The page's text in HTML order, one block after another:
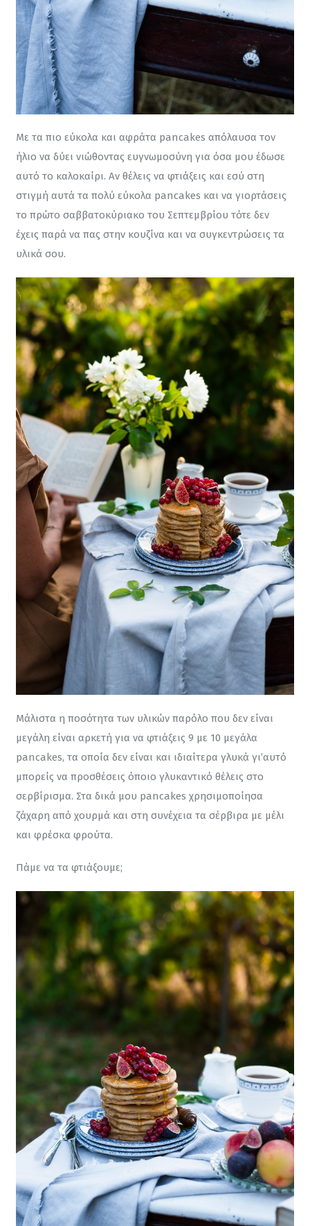
Με τα πιο εύκολα και αφράτα pancakes απόλαυσα τον
ήλιο να δύει νιώθοντας ευγνωμοσύνη για όσα μου έδωσε
αυτό το καλοκαίρι. Αν θέλεις να φτιάξεις και εσύ στη
στιγμή αυτά τα πολύ εύκολα pancakes και να γιορτάσεις
το πρώτο σαββατοκύριακο του Σεπτεμβρίου τότε δεν
έχεις παρά να πας στην κουζίνα και να συγκεντρώσεις τα
υλικά σου.
Μάλιστα η ποσότητα των υλικών παρόλο που δεν είναι
μεγάλη είναι αρκετή για να φτιάξεις 9 με 10 μεγάλα
pancakes, τα οποία δεν είναι και ιδιαίτερα γλυκά γι’αυτό
μπορείς να προσθέσεις όποιο γλυκαντικό θέλεις στο
σερβίρισμα. Στα δικά μου pancakes χρησιμοποίησα
ζάχαρη από χουρμά και στη συνέχεια τα σέρβιρα με μέλι
και φρέσκα φρούτα.
Πάμε να τα φτιάξουμε;